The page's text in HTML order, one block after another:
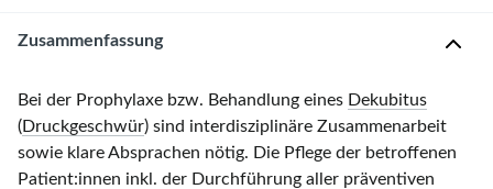
Zusammenfassung
Bei der Prophylaxe bzw. Behandlung eines Dekubitus
(Druckgeschwür) sind interdisziplinäre Zusammenarbeit
sowie klare Absprachen nötig. Die Pflege der betroffenen
Patient:innen inkl. der Durchführung aller präventiven